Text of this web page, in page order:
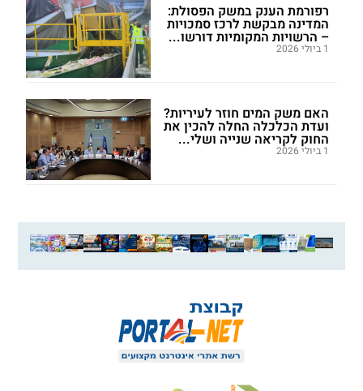
רפורמת הענק במשק הפסולת:
המדינה מבקשת לרכז סמכויות
– הרשויות המקומיות דורשו...
1 ביולי 2026
האם משק המים חוזר לעיריות?
ועדת הכלכלה החלה להכין את
החוק לקריאה שנייה ושלי...
1 ביולי 2026